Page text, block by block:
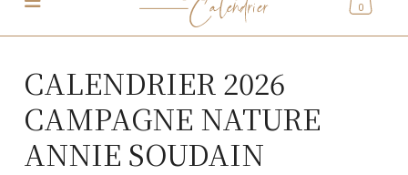
0
CALENDRIER 2026
CAMPAGNE NATURE
ANNIE SOUDAIN